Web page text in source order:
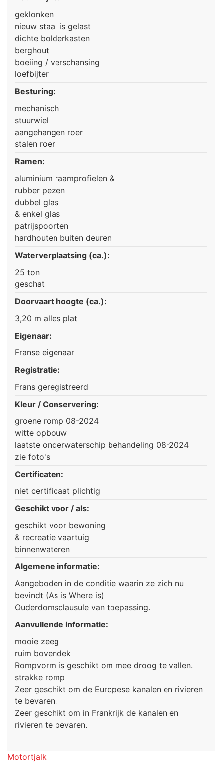
geklonken
nieuw staal is gelast
dichte bolderkasten
berghout
boeiing / verschansing
loefbijter
Besturing:
mechanisch
stuurwiel
aangehangen roer
stalen roer
Ramen:
aluminium raamprofielen &
rubber pezen
dubbel glas
& enkel glas
patrijspoorten
hardhouten buiten deuren
Waterverplaatsing (ca.):
25 ton
geschat
Doorvaart hoogte (ca.):
3,20 m alles plat
Eigenaar:
Franse eigenaar
Registratie:
Frans geregistreerd
Kleur / Conservering:
groene romp 08-2024
witte opbouw
laatste onderwaterschip behandeling 08-2024
zie foto's
Certificaten:
niet certificaat plichtig
Geschikt voor / als:
geschikt voor bewoning
& recreatie vaartuig
binnenwateren
Algemene informatie:
Aangeboden in de conditie waarin ze zich nu
bevindt (As is Where is)
Ouderdomsclausule van toepassing.
Aanvullende informatie:
mooie zeeg
ruim bovendek
Rompvorm is geschikt om mee droog te vallen.
strakke romp
Zeer geschikt om de Europese kanalen en rivieren
te bevaren.
Zeer geschikt om in Frankrijk de kanalen en
rivieren te bevaren.
Motortjalk